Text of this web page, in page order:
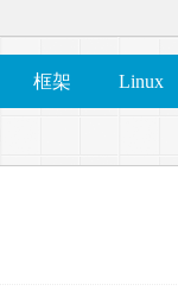
框架 Linux